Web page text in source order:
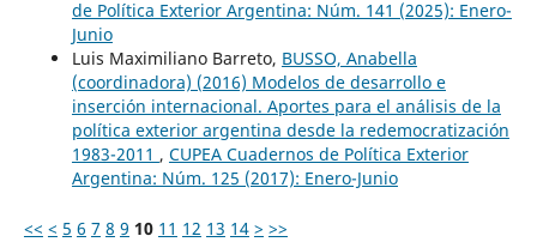
de Política Exterior Argentina: Núm. 141 (2025): Enero-
Junio
Luis Maximiliano Barreto, BUSSO, Anabella
(coordinadora) (2016) Modelos de desarrollo e
inserción internacional. Aportes para el análisis de la
política exterior argentina desde la redemocratización
1983-2011 , CUPEA Cuadernos de Política Exterior
Argentina: Núm. 125 (2017): Enero-Junio
<< < 5 6 7 8 9 10 11 12 13 14 > >>